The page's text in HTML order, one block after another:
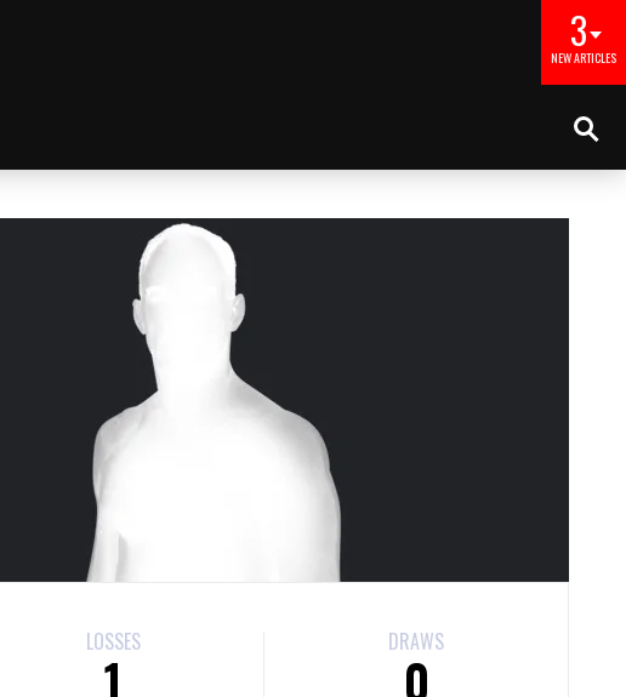
3
NEW ARTICLES
LOSSES
1
DRAWS
0